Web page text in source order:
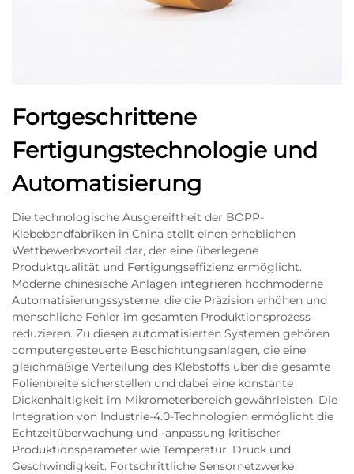
Fortgeschrittene
Fertigungstechnologie und
Automatisierung
Die technologische Ausgereiftheit der BOPP-
Klebebandfabriken in China stellt einen erheblichen
Wettbewerbsvorteil dar, der eine überlegene
Produktqualität und Fertigungseffizienz ermöglicht.
Moderne chinesische Anlagen integrieren hochmoderne
Automatisierungssysteme, die die Präzision erhöhen und
menschliche Fehler im gesamten Produktionsprozess
reduzieren. Zu diesen automatisierten Systemen gehören
computergesteuerte Beschichtungsanlagen, die eine
gleichmäßige Verteilung des Klebstoffs über die gesamte
Folienbreite sicherstellen und dabei eine konstante
Dickenhaltigkeit im Mikrometerbereich gewährleisten. Die
Integration von Industrie-4.0-Technologien ermöglicht die
Echtzeitüberwachung und -anpassung kritischer
Produktionsparameter wie Temperatur, Druck und
Geschwindigkeit. Fortschrittliche Sensornetzwerke